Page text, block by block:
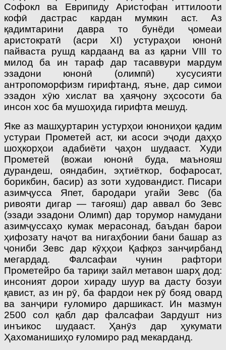
Софокл ва Еврипиду Аристофан иттилооти
кофӣ дастрас кардан мумкин аст. Аз
қадимтарини давра то бунёди ҷомеаи
аристократӣ (асри XI) устураҳои юно­нӣ
пайваста рушд кардаанд ва аз қарни VIII то
милод ба ин тараф дар тасаввури мардум
эзадони юнонӣ (олимпӣ) хусусияти
антропоморфизм гирифтанд, яъне, дар симои
эзадон хӯю хислат ва ҳаяҷону эҳсосоти ба
инсон хос ба мушоҳида гирифта мешуд.
Яке аз машҳуртарин устурҳои юнониҳои қадим
устураи Прометей аст, ки асоси эҷоди даҳҳо
шоҳкорҳои адабиёти ҷаҳон шудааст. Худи
Прометей (вожаи юнонӣ буда, маънояш
дурандеш, ояндабин, эҳтиёткор, бофаросат,
борикбин, басир) аз зоти худовандист. Писари
азимҷусса Япет, бародари угайи Зевс (ба
ривояти дигар — тағояш) дар аввал бо Зевс
(эзади эзадони Олимп) дар торумор намудани
азимҷуссаҳо кумак мерасонад, баъдан барои
ҳифозату наҷот ва нигаҳбонии бани башар аз
ҷониби Зевс дар кӯҳҳои Қафқоз занҷирбанд
мегардад. Фалсафаи чунин рафтори
Прометейро ба тариқи зайл метавон шарҳ дод:
инсоният дорои хираду шуур ва дасту бозуи
қавист, аз ин рӯ, ба фардои нек рӯ бояд овард
ва занҷири ғуломиро даршикаст. Ин мазмун
2500 сол қабл дар фалсафаи Зардушт низ
инъикос шудааст. Ҳанӯз дар ҳукумати
Ҳахоманишиҳо ғуломиро рад мекарданд.